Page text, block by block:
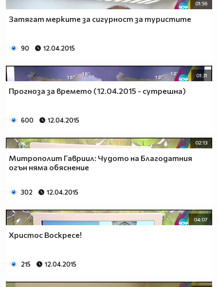
01:56
Затягат мерките за сигурност за туристите
90 12.04.2015
01:31
Прогноза за времето (12.04.2015 - сутрешна)
600 12.04.2015
02:13
Митрополит Гавриил: Чудото на Благодатния
огън няма обяснение
302 12.04.2015
04:07
Христос Воскресе!
215 12.04.2015